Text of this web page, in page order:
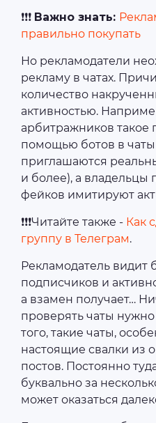
❗❗❗ Важно знать:
правильно покупать
Но рекламодатели
рекламу в чатах.
количество
активностью.
арбитражников такое
помощью ботов в
приглашаются
и более), а владельцы
фейков имитируют
❗❗❗Читайте также - Как
группу в Телеграм.
Рекламодатель видит
подписчиков и
а взамен получает…
проверять чаты
того, такие чаты,
настоящие свалки из
постов. Постоянно
буквально за
может оказаться